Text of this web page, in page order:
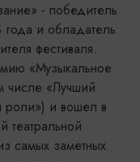
- победитель
года и обладатель
фестиваля.
«Музыкальное
числе «Лучший
роли») и вошел в
театральной
самых заметных